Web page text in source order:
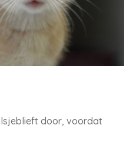
door, voordat